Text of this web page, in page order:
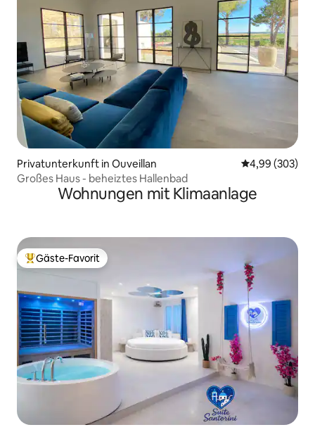
Privatunterkunft in Ouveillan
4,99 (303)
Großes Haus - beheiztes Hallenbad
Wohnungen mit Klimaanlage
Beliebter Gäste-Favorit.
Gäste-Favorit